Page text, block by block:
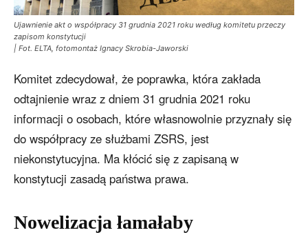
Ujawnienie akt o współpracy 31 grudnia 2021 roku według komitetu przeczy
zapisom konstytucji
| Fot. ELTA, fotomontaż Ignacy Skrobia-Jaworski
Komitet zdecydował, że poprawka, która zakłada
odtajnienie wraz z dniem 31 grudnia 2021 roku
informacji o osobach, które własnowolnie przyznały się
do współpracy ze służbami ZSRS, jest
niekonstytucyjna. Ma kłócić się z zapisaną w
konstytucji zasadą państwa prawa.
Nowelizacja łamałaby